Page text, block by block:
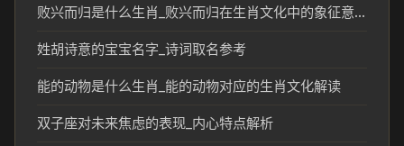
败兴而归是什么生肖_败兴而归在生肖文化中的象征意义
姓胡诗意的宝宝名字_诗词取名参考
能的动物是什么生肖_能的动物对应的生肖文化解读
双子座对未来焦虑的表现_内心特点解析